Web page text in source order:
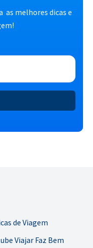
as melhores dicas e
de Viagem
Viajar Faz Bem